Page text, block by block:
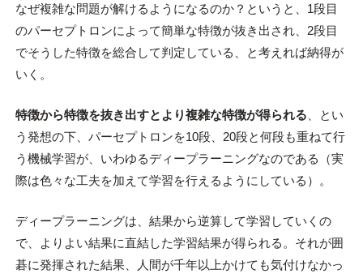
なぜ複雑な問題が解けるようになるのか？というと、1段目
のパーセプトロンによって簡単な特徴が抜き出され、2段目
でそうした特徴を総合して判定している、と考えれば納得が
いく。
特徴から特徴を抜き出すとより複雑な特徴が得られる 、とい
う発想の下、パーセプトロンを10段、20段と何段も重ねて行
う機械学習が、いわゆるディープラーニングなのである（実
際は色々な工夫を加えて学習を行えるようにしている）。
ディープラーニングは、結果から逆算して学習していくの
で、よりよい結果に直結した学習結果が得られる。それが囲
碁に発揮された結果、人間が千年以上かけても気付けなかっ